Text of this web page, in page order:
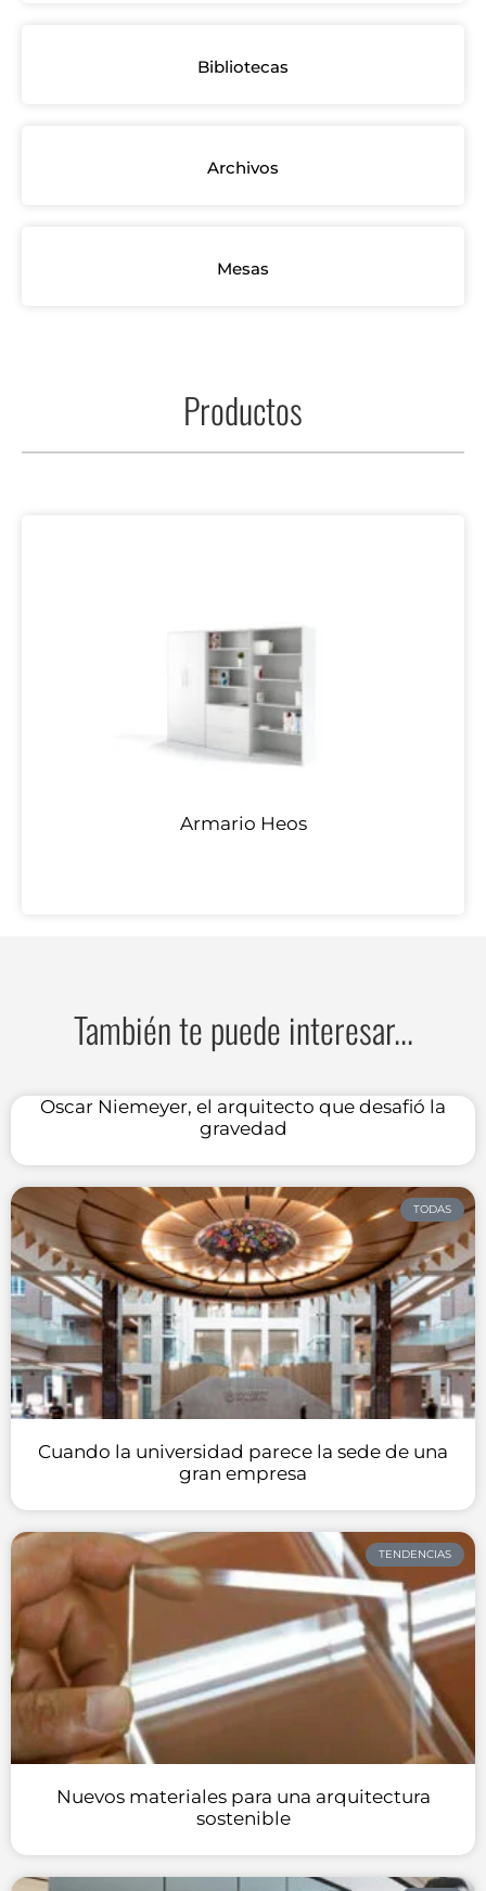
Bibliotecas
Archivos
Mesas
Productos
Armario Heos
También te puede interesar...
Oscar Niemeyer, el arquitecto que desafió la
gravedad
TODAS
Cuando la universidad parece la sede de una
gran empresa
TENDENCIAS
Nuevos materiales para una arquitectura
sostenible